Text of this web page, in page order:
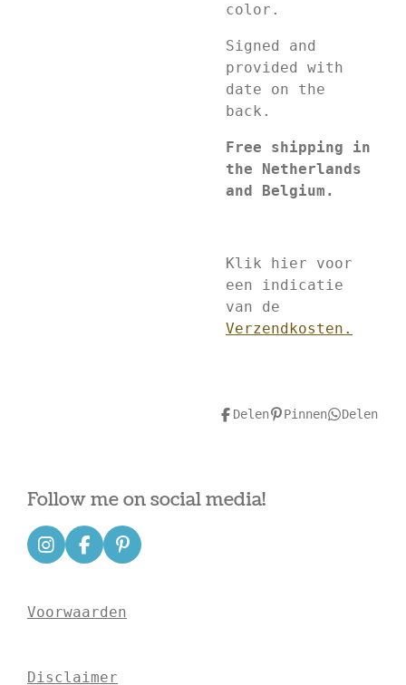
color.
Signed and
provided with
date on the
back.
Free shipping in
the Netherlands
and Belgium.
Klik hier voor
een indicatie
van de
Verzendkosten.
Delen Pinnen Delen
Follow me on social media!
I
n
a
a
F
a
b
k
P
i
e
Voorwaarden
Disclaimer